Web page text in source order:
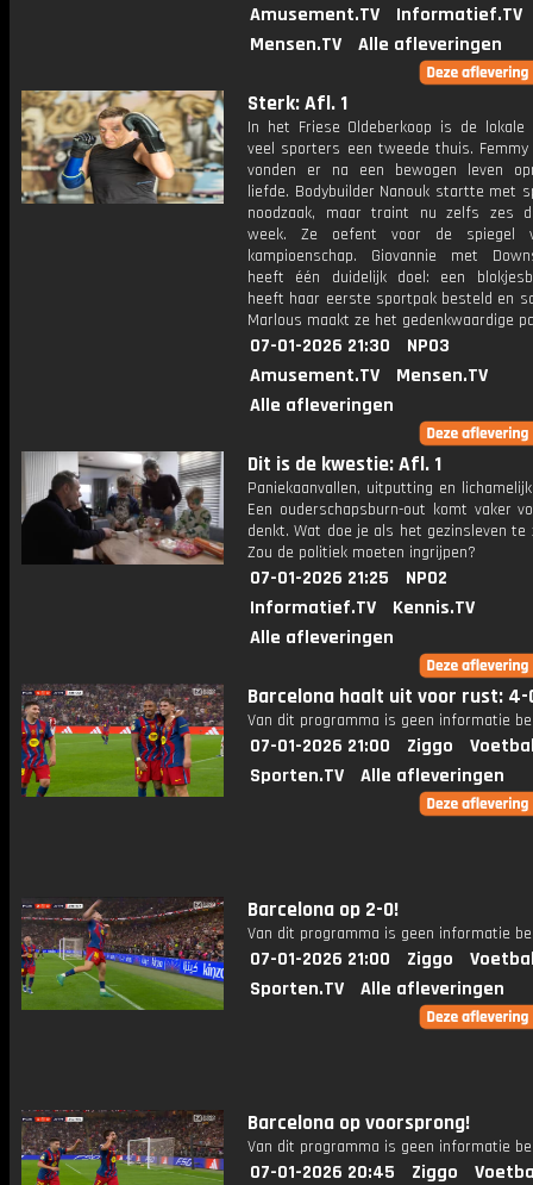
Amusement.TV
Informatief.TV
Mensen.TV
Alle afleveringen
Sterk: Afl. 1
In het Friese Oldeberkoop is de lokale
veel sporters een tweede thuis.
vonden er na een bewogen leven
liefde. Bodybuilder Nanouk startte met
noodzaak, maar traint nu zelfs zes
week. Ze oefent voor de spiegel
kampioenschap. Giovannie met
heeft één duidelijk doel: een
heeft haar eerste sportpak besteld en
Marlous maakt ze het gedenkwaardige
07-01-2026 21:30
NPO3
Amusement.TV
Mensen.TV
Alle afleveringen
Dit is de kwestie: Afl. 1
Paniekaanvallen, uitputting en
Een ouderschapsburn-out komt vaker
denkt. Wat doe je als het gezinsleven te
Zou de politiek moeten ingrijpen?
07-01-2026 21:25
NPO2
Informatief.TV
Kennis.TV
Alle afleveringen
Barcelona haalt uit voor rust: 4-
Van dit programma is geen informatie
07-01-2026 21:00 Ziggo
Sporten.TV
Alle afleveringen
Barcelona op 2-0!
Van dit programma is geen informatie
07-01-2026 21:00 Ziggo
Sporten.TV
Alle afleveringen
Barcelona op voorsprong!
Van dit programma is geen informatie
07-01-2026 20:45 Ziggo